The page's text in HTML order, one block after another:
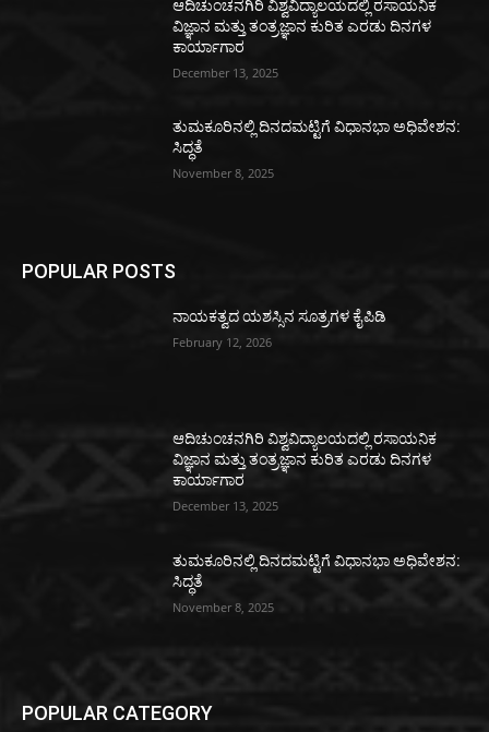
ಆದಿಚುಂಚನಗಿರಿ ವಿಶ್ವವಿದ್ಯಾಲಯದಲ್ಲಿ ರಸಾಯನಿಕ
ವಿಜ್ಞಾನ ಮತ್ತು ತಂತ್ರಜ್ಞಾನ ಕುರಿತ ಎರಡು ದಿನಗಳ
ಕಾರ್ಯಾಗಾರ
December 13, 2025
ತುಮಕೂರಿನಲ್ಲಿ ದಿನದಮಟ್ಟಿಗೆ ವಿಧಾನಭಾ ಅಧಿವೇಶನ:
ಸಿದ್ಧತೆ
November 8, 2025
POPULAR POSTS
ನಾಯಕತ್ವದ ಯಶಸ್ಸಿನ ಸೂತ್ರಗಳ ಕೈಪಿಡಿ
February 12, 2026
ಆದಿಚುಂಚನಗಿರಿ ವಿಶ್ವವಿದ್ಯಾಲಯದಲ್ಲಿ ರಸಾಯನಿಕ
ವಿಜ್ಞಾನ ಮತ್ತು ತಂತ್ರಜ್ಞಾನ ಕುರಿತ ಎರಡು ದಿನಗಳ
ಕಾರ್ಯಾಗಾರ
December 13, 2025
ತುಮಕೂರಿನಲ್ಲಿ ದಿನದಮಟ್ಟಿಗೆ ವಿಧಾನಭಾ ಅಧಿವೇಶನ:
ಸಿದ್ಧತೆ
November 8, 2025
POPULAR CATEGORY